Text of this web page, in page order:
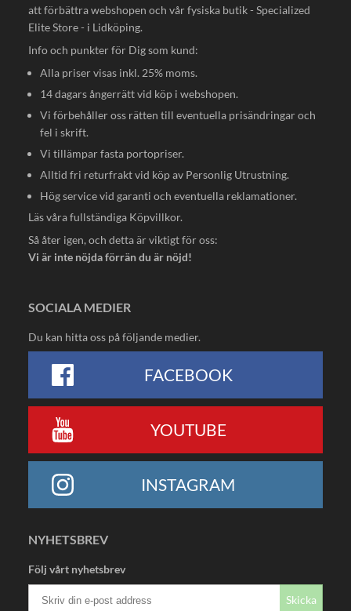
att förbättra webshopen och vår fysiska butik - Specialized
Elite Store - i Lidköping.
Info och punkter för Dig som kund:
Alla priser visas inkl. 25% moms.
14 dagars ångerrätt vid köp i webshopen.
Vi förbehåller oss rätten till eventuella prisändringar och
fel i skrift.
Vi tillämpar fasta portopriser.
Alltid fri returfrakt vid köp av Personlig Utrustning.
Hög service vid garanti och eventuella reklamationer.
Läs våra fullständiga Köpvillkor.
Så åter igen, och detta är viktigt för oss:
Vi är inte nöjda förrän du är nöjd!
SOCIALA MEDIER
Du kan hitta oss på följande medier.
FACEBOOK
YOUTUBE
INSTAGRAM
NYHETSBREV
Följ vårt nyhetsbrev
Skicka